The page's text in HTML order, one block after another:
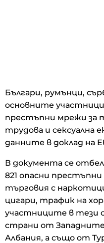
Българи, румънци,
основните
престъпни мрежи за
трудова и сексуална
данните в доклад на
В документа се
821 опасни
търговия с
цигари, трафик на
участниците в тези
страни от Западните
Албания, а също от